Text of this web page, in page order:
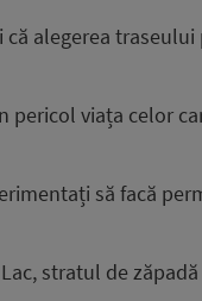
alegerea
viața celor
să facă
stratul de